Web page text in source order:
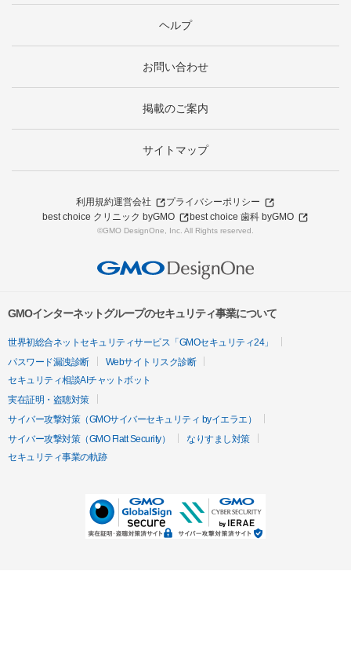
ヘルプ
お問い合わせ
掲載のご案内
サイトマップ
利用規約運営会社
プライバシーポリシー
best choice クリニック byGMO
best choice 歯科 byGMO
©GMO DesignOne, Inc. All Rights reserved.
GMOインターネットグループのセキュリティ事業について
世界初総合ネットセキュリティサービス「GMOセキュリティ24」
パスワード漏洩診断
Webサイトリスク診断
セキュリティ相談AIチャットボット
実在証明・盗聴対策
サイバー攻撃対策（GMOサイバーセキュリティ byイエラエ）
サイバー攻撃対策（GMO Flatt Security）
なりすまし対策
セキュリティ事業の軌跡